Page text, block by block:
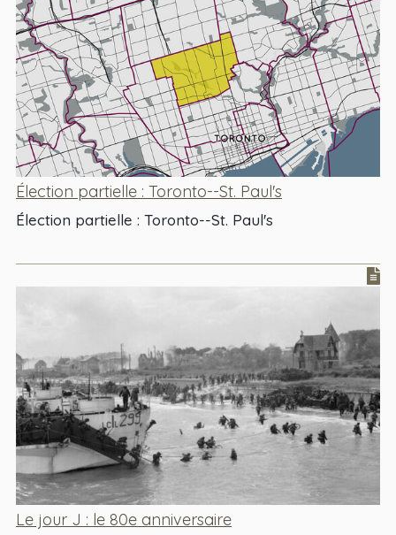
Élection partielle : Toronto--St. Paul's
Élection partielle : Toronto--St. Paul's
Le jour J : le 80e anniversaire